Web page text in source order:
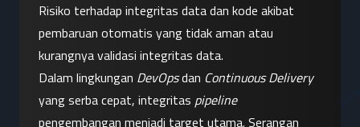
Risiko terhadap integritas data dan kode akibat
pembaruan otomatis yang tidak aman atau
kurangnya validasi integritas data.
Dalam lingkungan DevOps dan Continuous Delivery
yang serba cepat, integritas pipeline